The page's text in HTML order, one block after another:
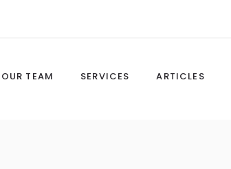
OUR TEAM SERVICES ARTICLES